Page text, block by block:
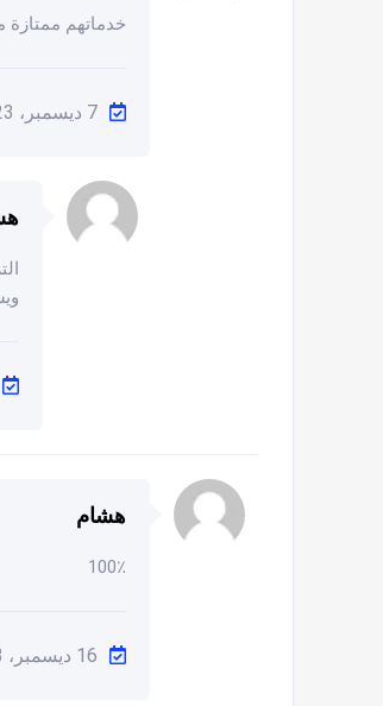
خدماتهم ممتازة
7 ديسمبر، 2023 1:26 م
هشام
100٪
16 ديسمبر، 2023 4:39 م